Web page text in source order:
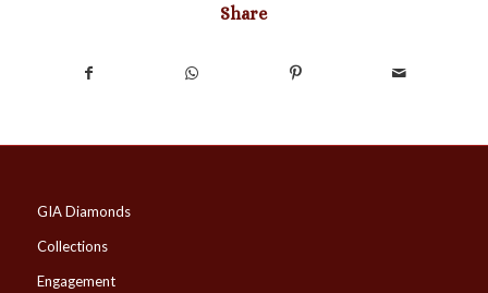
Share
GIA Diamonds
Collections
Engagement